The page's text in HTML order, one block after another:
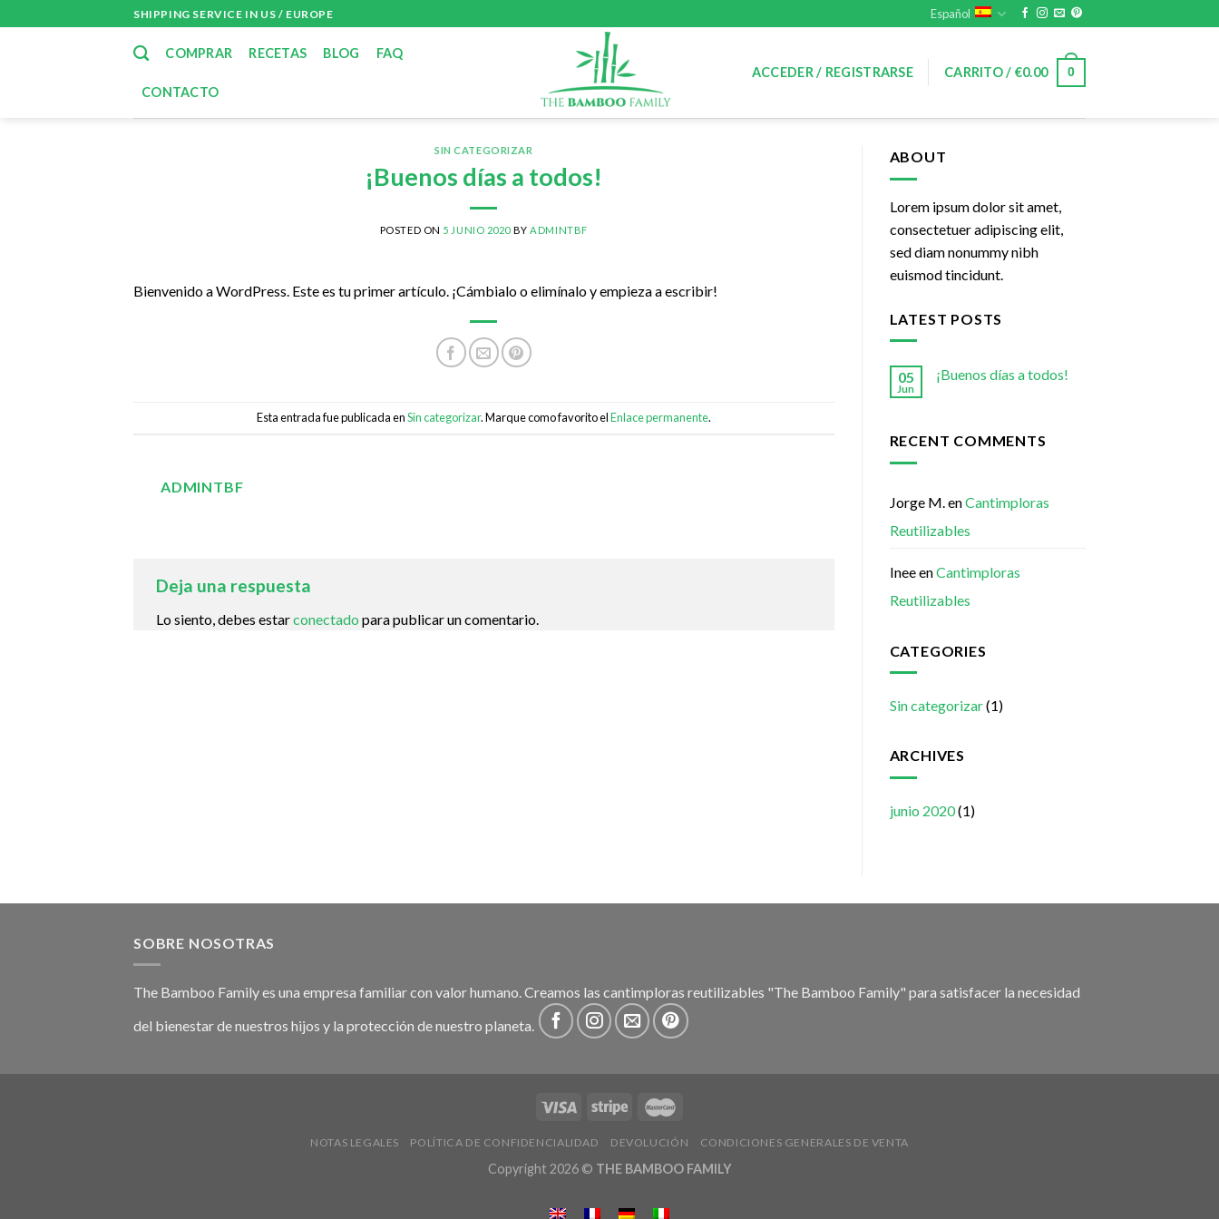
to
SHIPPING SERVICE IN US / EUROPE Español
COMPRAR RECETAS BLOG FAQ
CONTACTO
ACCEDER / REGISTRARSE CARRITO / €0.00 0
SIN CATEGORIZAR
¡Buenos días a todos!
POSTED ON 5 JUNIO 2020 BY ADMINTBF
Bienvenido a WordPress. Este es tu primer artículo. ¡Cámbialo o elimínalo y empieza a escribir!
Esta entrada fue publicada enSin categorizar. Marque como favorito elEnlace permanente.
ADMINTBF
Deja una respuesta
Lo siento, debes estarconectado para publicar un comentario.
ABOUT
Lorem ipsum dolor sit amet,
consectetuer adipiscing elit,
sed diam nonummy nibh
euismod tincidunt.
LATEST POSTS
05
Jun
¡Buenos días a todos!
RECENT COMMENTS
Jorge M. enCantimploras
Reutilizables
IneeenCantimploras
Reutilizables
CATEGORIES
Sin categorizar(1)
ARCHIVES
junio 2020(1)
SOBRE NOSOTRAS
The Bamboo Family es una empresa familiar con valor humano.Creamos las cantimploras reutilizables "The Bamboo Family" para satisfacer la necesidad
del bienestar de nuestros hijos y la protección de nuestro planeta.
NOTAS LEGALES POLÍTICA DE CONFIDENCIALIDAD DEVOLUCIÓN CONDICIONES GENERALES DE VENTA
Copyright 2026 © THE BAMBOO FAMILY